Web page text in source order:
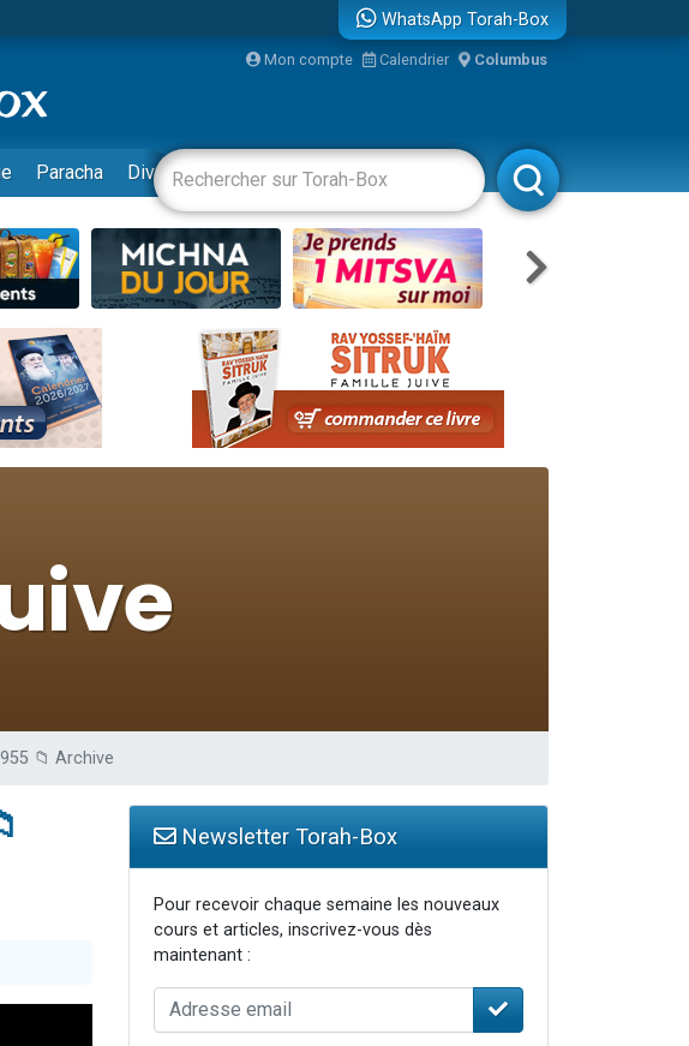
victime de violences...
Pour les Enfants
WhatsApp Torah-Box
Mon compte Calendrier Columbus
Paracha Divertissements Livres Rabbanim
📁 Archive
Newsletter Torah-Box
Pour recevoir chaque semaine les nouveaux
cours et articles, inscrivez-vous dès
maintenant :